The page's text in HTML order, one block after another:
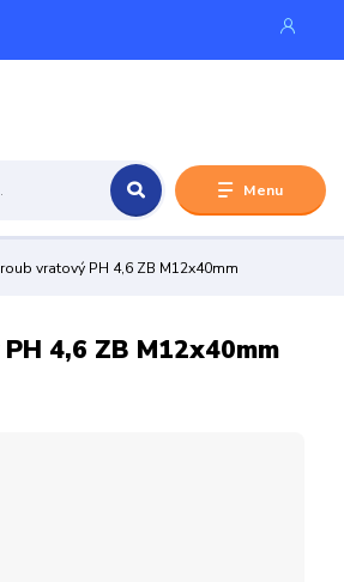
Menu
vratový PH 4,6 ZB M12x40mm
4,6 ZB M12x40mm